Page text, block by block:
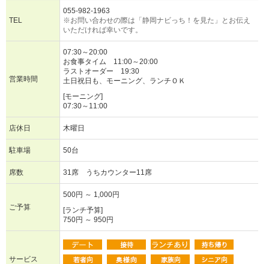
TEL
055-982-1963
※お問い合わせの際は「静岡ナビっち！を見た」とお伝え
いただければ幸いです。
営業時間
07:30～20:00
お食事タイム 11:00～20:00
ラストオーダー 19:30
土日祝日も、モーニング、ランチＯＫ
[モーニング]
07:30～11:00
店休日 木曜日
駐車場 50台
席数 31席 うちカウンター11席
ご予算
500円 ～ 1,000円
[ランチ予算]
750円 ～ 950円
サービス